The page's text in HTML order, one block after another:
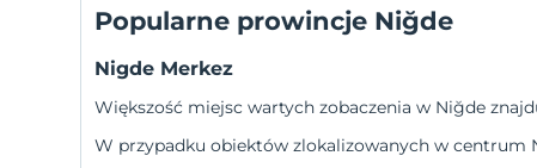
Popularne prowincje Niğde
Nigde Merkez
Większość miejsc wartych zobaczenia w Niğde
W przypadku obiektów zlokalizowanych w centrum